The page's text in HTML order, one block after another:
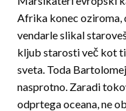
Afrika konec oziroma,
vendarle slikal
kljub starosti več kot
sveta. Toda
nasprotno. Zaradi
odprtega oceana, ne